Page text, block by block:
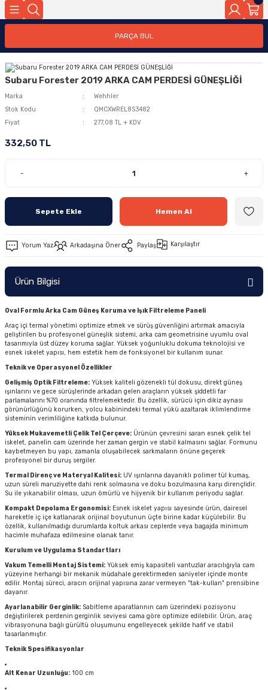
PARÇA BUL
Subaru Forester 2019 ARKA CAM PERDESİ GÜNEŞLİĞİ
Marka
Wehhler
Stok Kodu
QMCXWREL8S3482
Fiyat
277,08 TL + KDV
332,50 TL
- +
Sepete Ekle Hemen Al
Yorum Yaz Arkadaşına Öner Paylaş Karşılaştır
Ürün Bilgisi
Oval Formlu Arka Cam Güneş Koruma ve Işık Filtreleme Paneli
Araç içi termal yönetimi optimize etmek ve sürüş güvenliğini artırmak amacıyla
geliştirilen bu profesyonel güneşlik sistemi, arka cam geometrisine uyumlu oval
tasarımıyla üst düzey koruma sağlar. Yüksek yoğunluklu dokuma teknolojisi ve
esnek iskelet yapısı, hem estetik hem de fonksiyonel bir kullanım sunar.
Teknik ve Operasyonel Özellikler
Gelişmiş Optik Filtreleme: Yüksek kaliteli gözenekli tül dokusu, direkt güneş
ışınlarını ve gece sürüşlerinde arkadan gelen araçların yüksek şiddetli far
parlamalarını %70 oranında filtrelemektedir. Bu özellik, sürücü için dikiz aynası
görünürlüğünü korurken, yolcu kabinindeki termal yükü azaltarak iklimlendirme
sisteminin verimliliğine katkıda bulunur.
Yüksek Mukavemetli Çelik Tel Çerçeve: Ürünün çevresini saran esnek çelik tel
iskelet, panelin cam üzerinde her zaman gergin ve stabil kalmasını sağlar. Formunu
kaybetmeyen bu yapı, zamanla oluşabilecek sarkmaların önüne geçerek
profesyonel bir duruş sergiler.
Termal Direnç ve Materyal Kalitesi: UV ışınlarına dayanıklı polimer tül kumaş,
uzun süreli maruziyette dahi renk solmasına ve doku bozulmasına karşı dirençlidir.
Su ile yıkanabilir olması, uzun ömürlü ve hijyenik bir kullanım periyodu sağlar.
Kompakt Depolama Ergonomisi: Esnek iskelet yapısı sayesinde ürün, dairesel
hareketle iç içe katlanarak orijinal boyutunun üçte birine kadar küçülebilir. Bu
özellik, kullanılmadığı durumlarda koltuk arkası ceplerde veya bagajda minimum
hacimle muhafaza edilmesine olanak tanır.
Kurulum ve Uygulama Standartları
Vakum Temelli Montaj Sistemi: Yüksek emiş kapasiteli vantuzlar aracılığıyla cam
yüzeyine herhangi bir mekanik müdahale gerektirmeden saniyeler içinde monte
edilir. Montaj süreci, aracın orijinal yapısına zarar vermeyen "tak-kullan" prensibine
dayanır.
Ayarlanabilir Gerginlik: Sabitleme aparatlarının cam üzerindeki pozisyonu
değiştirilerek perdenin gerginlik seviyesi cama göre optimize edilebilir. Ürün, araç
vibrasyonuna bağlı gürültü oluşumunu engelleyecek şekilde hafif ve stabil
tasarlanmıştır.
Teknik Spesifikasyonlar
Alt Kenar Uzunluğu: 100 cm